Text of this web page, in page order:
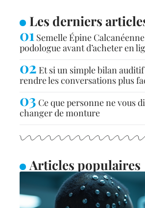
Les derniers
Semelle Épine
podologue avant d’acheter en
Et si un simple bilan
rendre les conversations plus
Ce que personne ne vous
changer de monture
Articles populaires